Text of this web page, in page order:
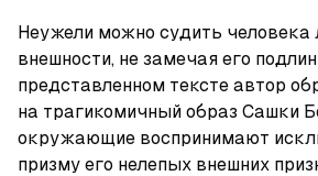
Неужели можно судить человека
внешности, не замечая его
представленном тексте автор
на трагикомичный образ Сашки
окружающие воспринимают
призму его нелепых внешних